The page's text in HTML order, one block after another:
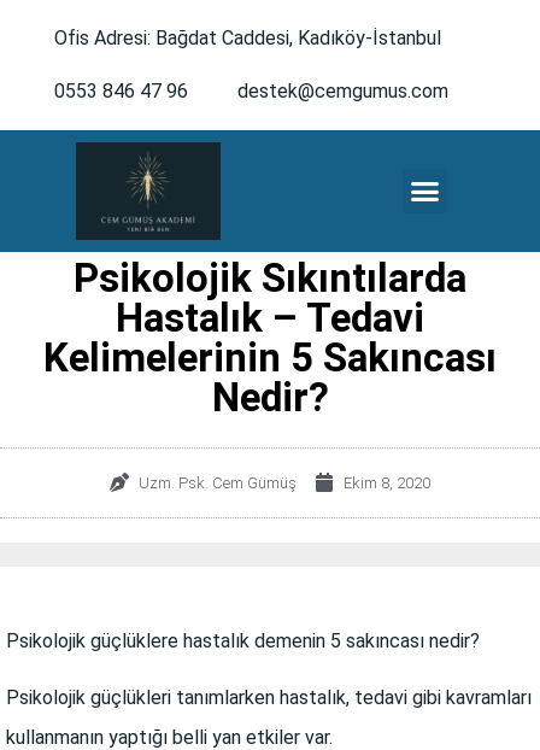
Ofis Adresi: Bağdat Caddesi, Kadıköy-İstanbul
0553 846 47 96 destek@cemgumus.com
Psikolojik Sıkıntılarda
Hastalık – Tedavi
Kelimelerinin 5 Sakıncası
Nedir?
Uzm. Psk. Cem Gümüş Ekim 8, 2020
Psikolojik güçlüklere hastalık demenin 5 sakıncası nedir?
Psikolojik güçlükleri tanımlarken hastalık, tedavi gibi kavramları
kullanmanın yaptığı belli yan etkiler var.